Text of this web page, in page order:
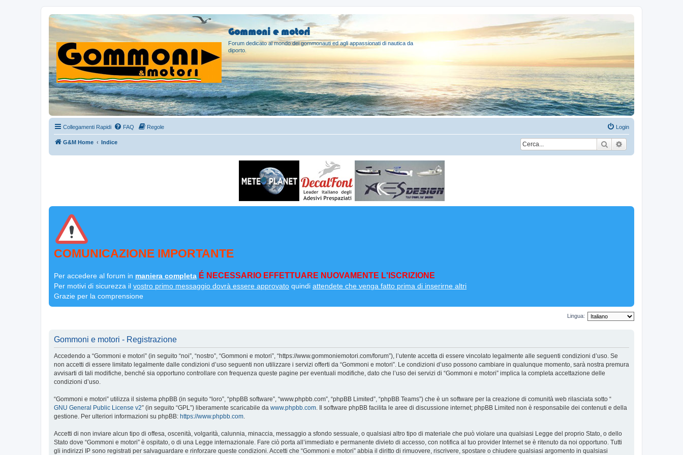
Gommoni e motori
Forum dedicato al mondo dei gommonauti ed agli appassionati di nautica da
diporto.
Collegamenti Rapidi FAQ Regole Login
G&M Home Indice Cerca
COMUNICAZIONE IMPORTANTE
Per accedere al forum in maniera completa É NECESSARIO EFFETTUARE NUOVAMENTE L'ISCRIZIONE
Per motivi di sicurezza il vostro primo messaggio dovrà essere approvato quindi attendete che venga fatto prima di inserirne altri
Grazie per la comprensione
Lingua:
Gommoni e motori - Registrazione
Accedendo a “Gommoni e motori” (in seguito “noi”, “nostro”, “Gommoni e motori”, “https://www.gommoniemotori.com/forum”), l’utente accetta di essere vincolato legalmente alle seguenti condizioni d’uso. Se
non accetti di essere limitato legalmente dalle condizioni d’uso seguenti non utilizzare i servizi offerti da “Gommoni e motori”. Le condizioni d’uso possono cambiare in qualunque momento, sarà nostra premura
avvisarti di tali modifiche, benché sia opportuno controllare con frequenza queste pagine per eventuali modifiche, dato che l’uso dei servizi di “Gommoni e motori” implica la completa accettazione delle
condizioni d’uso.
“Gommoni e motori” utilizza il sistema phpBB (in seguito “loro”, “phpBB software”, “www.phpbb.com”, “phpBB Limited”, “phpBB Teams”) che è un software per la creazione di comunità web rilasciata sotto “
GNU General Public License v2” (in seguito “GPL”) liberamente scaricabile da www.phpbb.com . Il software phpBB facilita le aree di discussione internet; phpBB Limited non è responsabile dei contenuti e della
gestione. Per ulteriori informazioni su phpBB: https://www.phpbb.com
Accetti di non inviare alcun tipo di offesa, oscenità, volgarità, calunnia, minaccia, messaggio a sfondo sessuale, o qualsiasi altro tipo di materiale che può violare una qualsiasi Legge del proprio Stato, o dello
Stato dove “Gommoni e motori” è ospitato, o di una Legge internazionale. Fare ciò porta all’immediato e permanente divieto di accesso, con notifica al tuo provider Internet se è ritenuto da noi opportuno. Tutti
gli indirizzi IP sono registrati per salvaguardare e rinforzare queste condizioni. Accetti che “Gommoni e motori” abbia il diritto di rimuovere, riscrivere, spostare o chiudere qualsiasi argomento in qualsiasi